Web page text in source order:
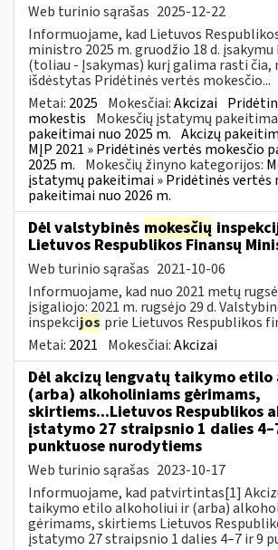
Web turinio sąrašas 2025-12-22
Informuojame, kad Lietuvos
ministro 2025 m. gruodžio 18 d. įsakymu
(toliau - Įsakymas) kurį galima rasti čia,
išdėstytas Pridėtinės vertės mokesčio...
Metai: 2025 Mokesčiai:Akcizai
mokestis Mokesčių įstatymų
pakeitimai nuo 2025 m. Akcizų
MĮP 2021 » Pridėtinės vertės mokesčio
2025 m. Mokesčių žinyno kategorijos:
įstatymų pakeitimai » Pridėtinės vertės
pakeitimai nuo 2026 m.
Dėl valstybinės mokesčių
Lietuvos Respublikos Finansų
Web turinio sąrašas 2021-10-06
Informuojame, kad nuo 2021 metų
įsigaliojo: 2021 m. rugsėjo 29 d.
inspekcijos prie Lietuvos Respublikos
Metai: 2021 Mokesčiai:Akcizai
Dėl akcizų lengvatų taikymo etilo
(arba) alkoholiniams gėrimams,
skirtiems...Lietuvos Respublikos
įstatymo 27 straipsnio 1 dalies
punktuose nurodytiems
Web turinio sąrašas 2023-10-17
Informuojame, kad patvirtintas[1]
taikymo etilo alkoholiui ir (arba)
gėrimams, skirtiems Lietuvos
įstatymo 27 straipsnio 1 dalies 4–7 ir 9